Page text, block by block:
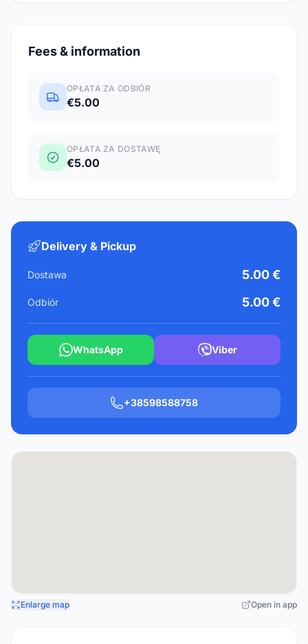
Fees & information
OPŁATA ZA ODBIÓR
€5.00
OPŁATA ZA DOSTAWĘ
€5.00
Delivery & Pickup
Dostawa 5.00 €
Odbiór 5.00 €
WhatsApp Viber
+38598588758
Enlarge map Open in app